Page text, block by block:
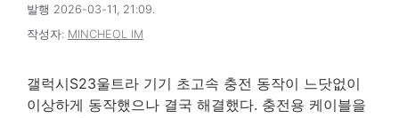
발행 2026-03-11, 21:09.
작성자: MINCHEOL IM
갤럭시S23울트라 기기 초고속 충전 동작이 느닷없이
이상하게 동작했으나 결국 해결했다. 충전용 케이블을